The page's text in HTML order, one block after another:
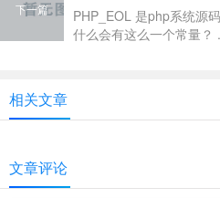
下一篇
PHP_EOL 是php系统源码
什
相关文章
文章评论